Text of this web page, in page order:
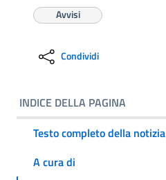
Avvisi
Condividi
INDICE DELLA PAGINA
Testo completo della notizia
A cura di